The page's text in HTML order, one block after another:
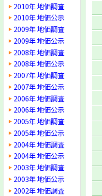
2010年 地価調査
2010年 地価公示
2009年 地価調査
2009年 地価公示
2008年 地価調査
2008年 地価公示
2007年 地価調査
2007年 地価公示
2006年 地価調査
2006年 地価公示
2005年 地価調査
2005年 地価公示
2004年 地価調査
2004年 地価公示
2003年 地価調査
2003年 地価公示
2002年 地価調査